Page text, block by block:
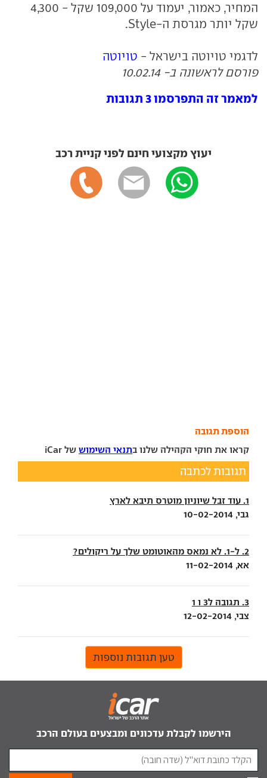
המחיר, כאמור, יעמוד על 109,000 שקל - 4,300
שקל יותר מגרסת ה-Style.
לדגמי טויוטה בישראל - טויוטה
פורסם לראשונה ב- 10.02.14
למאמר זה התפרסמו 3 תגובות
יעוץ מקצועי חינם לפני קניית רכב
הוספת תגובה
קראו את חוקי הקהילה שלנו בתנאי השימוש של iCar
תגובות לכתבה
1. עוד זבל שיוניון מוטרס תיבא לארץ
גבי, 10-02-2014
2. ל-1. לא נמאס מהאוטומט שלך על ריקולים?
אא, 11-02-2014
3. תגובה ל3 ו 1
צבי, 12-02-2014
טען תגובות נוספות
הירשמו לקבלת עדכונים ומבצעים בעולם הרכב